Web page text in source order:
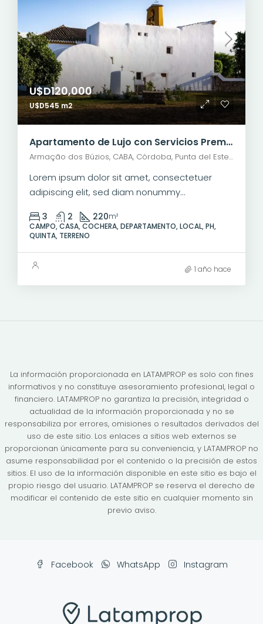
U$D120,000
U$D545 m2
Apartamento de Lujo con Servicios Premium
Armação dos Búzios, CABA, Córdoba, Punta del Este, Rosario, Santiago de Chile, Valparaíso, Villa Dolores, Viña del Mar
Lorem ipsum dolor sit amet, consectetuer
adipiscing elit, sed diam nonummy...
3 2 220m²
CAMPO, CASA, COCHERA, DEPARTAMENTO, LOCAL, PH,
QUINTA, TERRENO
1 año hace
La información proporcionada en LATAMPROP es solo con fines
informativos y no constituye asesoramiento profesional, legal o
financiero. LATAMPROP no garantiza la precisión, integridad o
actualidad de la información proporcionada y no se
responsabiliza por errores, omisiones o resultados derivados del
uso de este sitio. Los enlaces a sitios web externos se
proporcionan únicamente para su conveniencia, y LATAMPROP no
asume responsabilidad por el contenido o la precisión de estos
sitios. El uso de la información disponible en este sitio es bajo el
propio riesgo del usuario. LATAMPROP se reserva el derecho de
modificar el contenido de este sitio en cualquier momento sin
previo aviso.
Facebook WhatsApp Instagram